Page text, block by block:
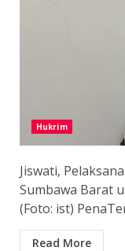
Hukrim
Jiswati,
Sumbawa Barat
(Foto: ist)
Read More